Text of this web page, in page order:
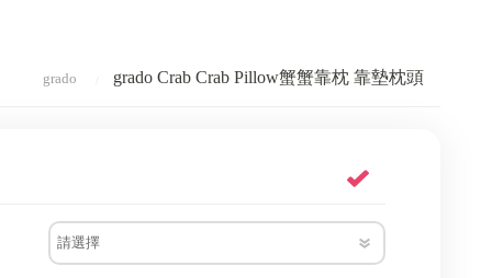
grado grado Crab Crab Pillow蟹蟹靠枕 靠墊枕頭